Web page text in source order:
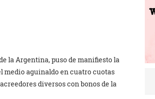
la Argentina, puso de manifiesto la
aguinaldo en cuatro cuotas
diversos con bonos de la